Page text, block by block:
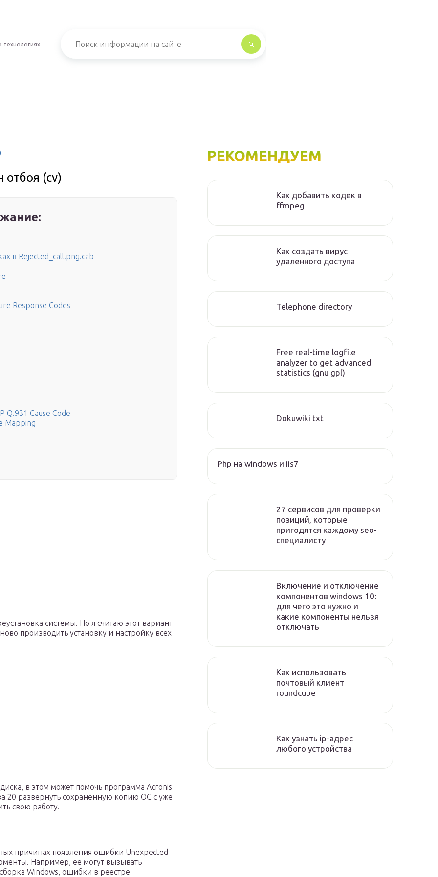
технологиях
отбоя (cv)
в Rejected_call.png.cab
Response Codes
Q.931 Cause Code
Mapping
системы. Но я считаю этот вариант
производить установку и настройку всех
в этом может помочь программа Acronis
20 развернуть сохраненную копию ОС с уже
свою работу.
причинах появления ошибки Unexpected
Например, ее могут вызывать
Windows, ошибки в реестре,
РЕКОМЕНДУЕМ
Как добавить кодек в
ffmpeg
Как создать вирус
удаленного доступа
Telephone directory
Free real-time logfile
analyzer to get advanced
statistics (gnu gpl)
Dokuwiki txt
Php на windows и iis7
27 сервисов для проверки
позиций, которые
пригодятся каждому seo-
специалисту
Включение и отключение
компонентов windows 10:
для чего это нужно и
какие компоненты нельзя
отключать
Как использовать
почтовый клиент
roundcube
Как узнать ip-адрес
любого устройства